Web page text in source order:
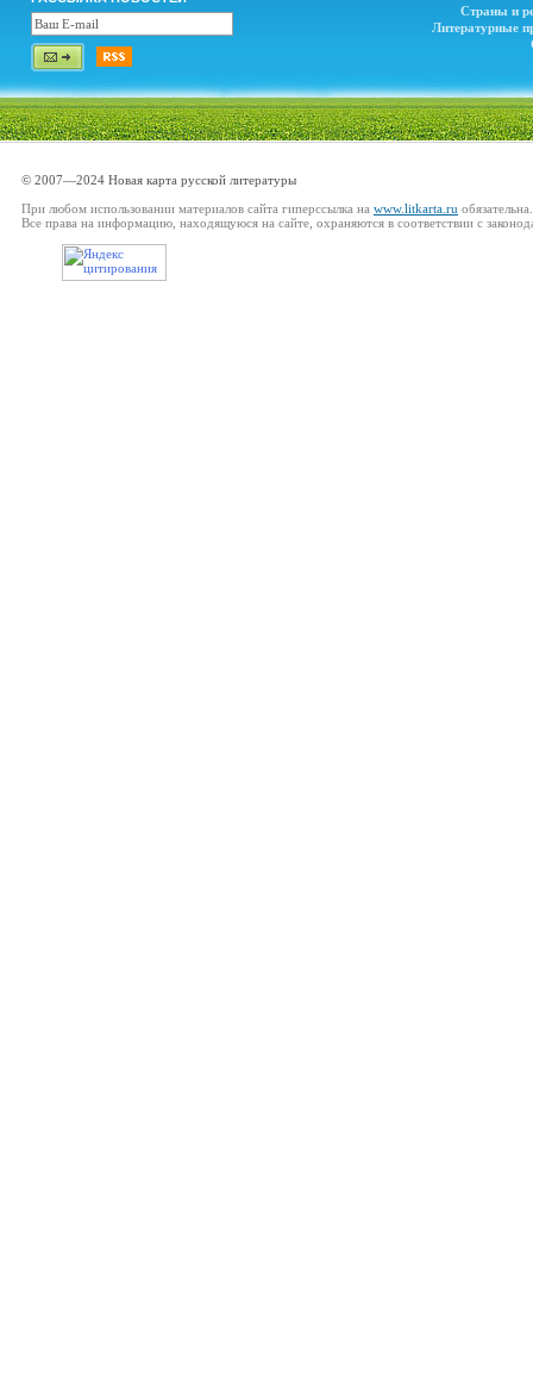
Страны и
Литературные
© 2007—2024 Новая карта русской литературы
При любом использовании материалов сайта гиперссылка на www.litkarta.ru обязательна.
Все права на информацию, находящуюся на сайте, охраняются в соответствии с